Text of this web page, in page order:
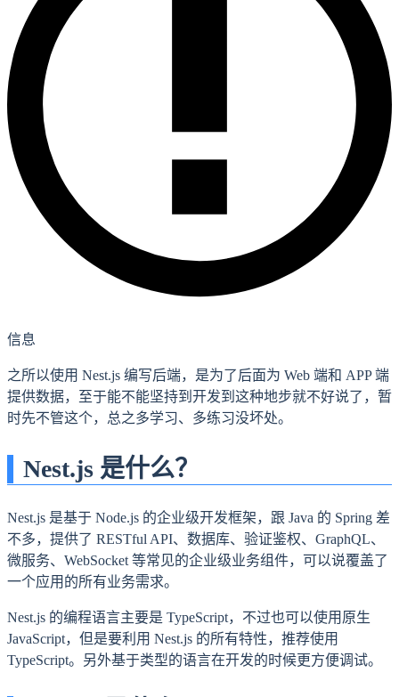
信息
之所以使用 Nest.js 编写后端，是为了后面为 Web 端和 APP 端
提供数据，至于能不能坚持到开发到这种地步就不好说了，暂
时先不管这个，总之多学习、多练习没坏处。
Nest.js 是什么？
Nest.js 是基于 Node.js 的企业级开发框架，跟 Java 的 Spring 差
不多，提供了 RESTful API、数据库、验证鉴权、GraphQL、
微服务、WebSocket 等常见的企业级业务组件，可以说覆盖了
一个应用的所有业务需求。
Nest.js 的编程语言主要是 TypeScript，不过也可以使用原生
JavaScript，但是要利用 Nest.js 的所有特性，推荐使用
TypeScript。另外基于类型的语言在开发的时候更方便调试。